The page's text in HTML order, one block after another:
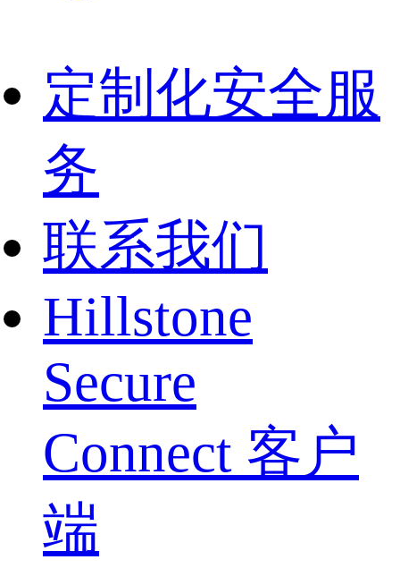
定制化安全服
务
联系我们
Hillstone
Secure
Connect 客户
端